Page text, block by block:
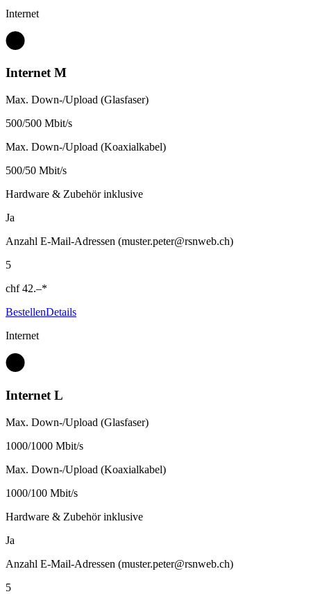
Internet
Internet M
Max. Down-/Upload (Glasfaser)
500/500 Mbit/s
Max. Down-/Upload (Koaxialkabel)
500/50 Mbit/s
Hardware & Zubehör inklusive
Ja
Anzahl E-Mail-Adressen (muster.peter@rsnweb.ch)
5
chf 42.–*
BestellenDetails
Internet
Internet L
Max. Down-/Upload (Glasfaser)
1000/1000 Mbit/s
Max. Down-/Upload (Koaxialkabel)
1000/100 Mbit/s
Hardware & Zubehör inklusive
Ja
Anzahl E-Mail-Adressen (muster.peter@rsnweb.ch)
5